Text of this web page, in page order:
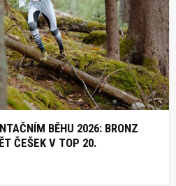
BĚHU 2026: BRONZ
ČEŠEK V TOP 20.